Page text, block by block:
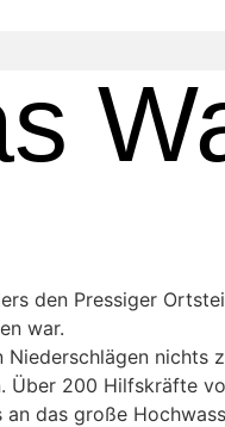
den Pressiger
war.
nichts
200 Hilfskräfte
das große